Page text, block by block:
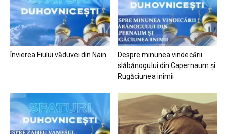
Învierea Fiului văduvei din Nain
Despre minunea vindecării
slăbănogului din Capernaum și
Rugăciunea inimii